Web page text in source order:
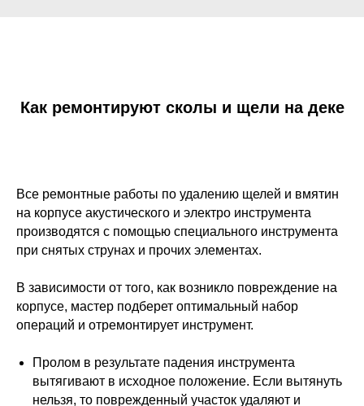
Как ремонтируют сколы и щели на деке
Все ремонтные работы по удалению щелей и вмятин
на корпусе акустического и электро инструмента
производятся с помощью специального инструмента
при снятых струнах и прочих элементах.
В зависимости от того, как возникло повреждение на
корпусе, мастер подберет оптимальный набор
операций и отремонтирует инструмент.
Пролом в результате падения инструмента
вытягивают в исходное положение. Если вытянуть
нельзя, то поврежденный участок удаляют и